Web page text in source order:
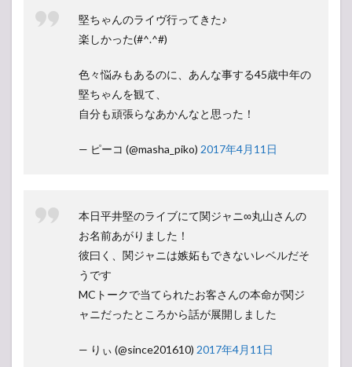
堅ちゃんのライヴ行ってきた♪
楽しかった(#^.^#)
色々悩みもあるのに、あんな事する45歳中年の
堅ちゃんを観て、
自分も頑張らなあかんなと思った！
— ピーコ (@masha_piko) 2017年4月11日
本日平井堅のライブにて関ジャニ∞丸山さんの
お名前あがりました！
彼曰く、関ジャニは嫉妬もできないレベルだそ
うです
MCトークで当てられたお客さんの本命が関ジ
ャニだったところから話が展開しました
— りぃ (@since201610) 2017年4月11日